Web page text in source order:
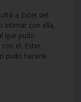
a Ester del
intimar con ella,
que pudo
él. Ester
pudo hacerle